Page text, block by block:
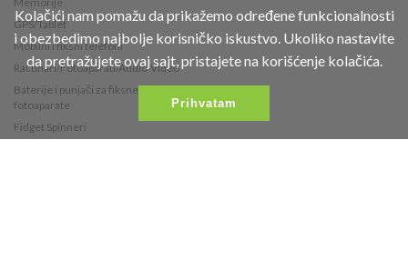
GPS/Tablet
Mobilni i fiksni telefoni
Računari/Fotoaparati/Audio-Video
Baterije i punjači za fiksne telefone i
fotoaparate
Fidget Spinneri
Kolačići nam pomažu da prikažemo određene funkcionalnosti
i obezbedimo najbolje korisničko iskustvo. Ukoliko nastavite
da pretražujete ovaj sajt, pristajete na korišćenje kolačića.
Prihvatam